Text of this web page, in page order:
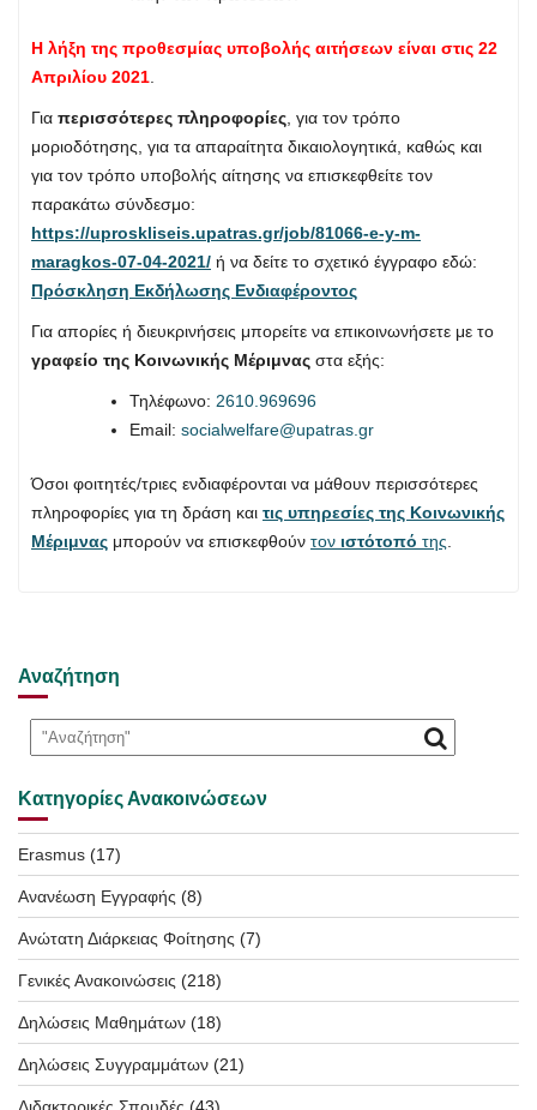
Η λήξη της προθεσμίας υποβολής αιτήσεων είναι στις 22
Απριλίου 2021
Για περισσότερες πληροφορίες , για τον τρόπο
μοριοδότησης, για τα απαραίτητα δικαιολογητικά, καθώς και
για τον τρόπο υποβολής αίτησης να επισκεφθείτε τον
παρακάτω σύνδεσμο:
https://uproskliseis.upatras.gr/job/81066-e-y-m-
maragkos-07-04-2021/ ή να δείτε το σχετικό έγγραφο εδώ:
Πρόσκληση Εκδήλωσης Ενδιαφέροντος
Για απορίες ή διευκρινήσεις μπορείτε να επικοινωνήσετε με το
γραφείο της Κοινωνικής Μέριμνας στα εξής:
Τηλέφωνο: 2610.969696
Email: socialwelfare@upatras.gr
Όσοι φοιτητές/τριες ενδιαφέρονται να μάθουν περισσότερες
πληροφορίες για τη δράση και τις υπηρεσίες της Κοινωνικής
Μέριμνας μπορούν να επισκεφθούν τον ιστότοπό της
Αναζήτηση
Κατηγορίες Ανακοινώσεων
Erasmus (17)
Ανανέωση Εγγραφής (8)
Ανώτατη Διάρκειας Φοίτησης (7)
Γενικές Ανακοινώσεις (218)
Δηλώσεις Μαθημάτων (18)
Δηλώσεις Συγγραμμάτων (21)